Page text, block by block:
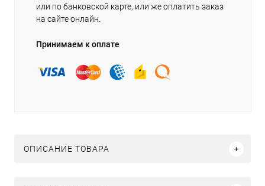
или по банковской карте, или же оплатить заказ
на сайте онлайн.
Принимаем к оплате
ОПИСАНИЕ ТОВАРА